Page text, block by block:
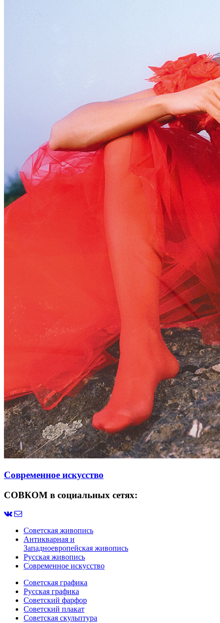
Современное искусство
СОВКОМ в социальных сетях:
Советская живопись
Антикварная и
Западноевропейская живопись
Русская живопись
Современное искусство
Советская графика
Русская графика
Советский фарфор
Советский плакат
Советская скульптура